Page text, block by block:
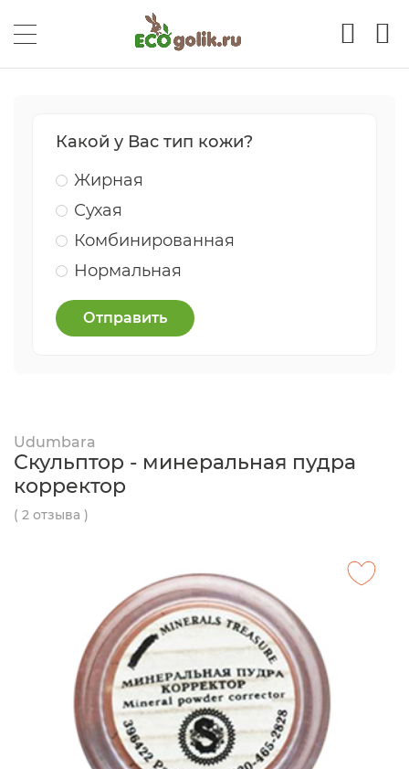
Какой у Вас тип кожи?
Жирная
Сухая
Комбинированная
Нормальная
Отправить
Udumbara
Скульптор - минеральная пудра
корректор
( 2 отзыва )